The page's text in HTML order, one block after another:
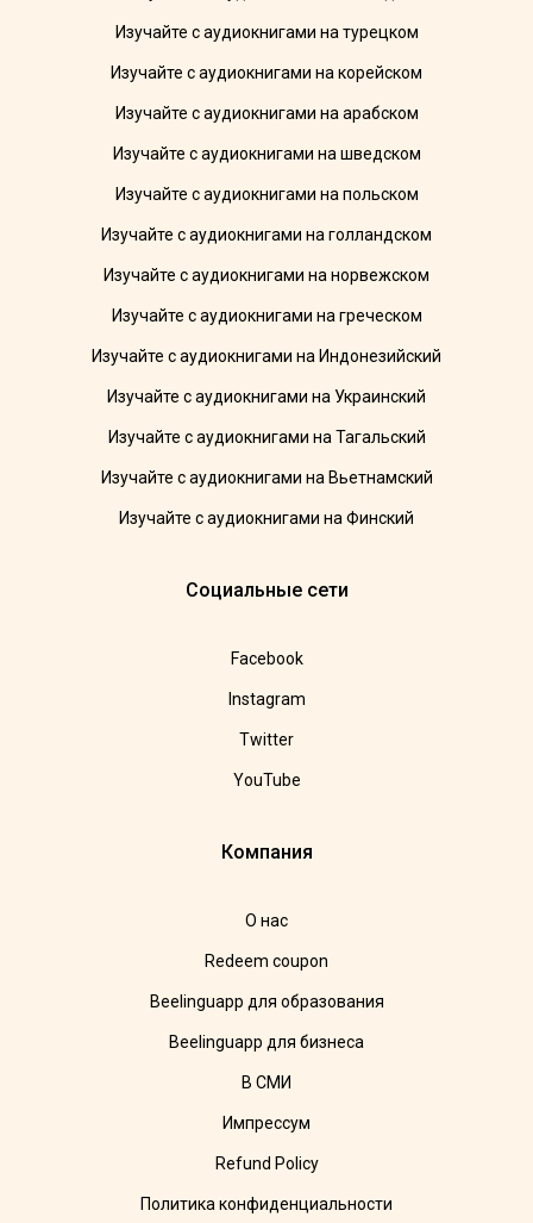
Изучайте с аудиокнигами на турецком
Изучайте с аудиокнигами на корейском
Изучайте с аудиокнигами на арабском
Изучайте с аудиокнигами на шведском
Изучайте с аудиокнигами на польском
Изучайте с аудиокнигами на голландском
Изучайте с аудиокнигами на норвежском
Изучайте с аудиокнигами на греческом
Изучайте с аудиокнигами на Индонезийский
Изучайте с аудиокнигами на Украинский
Изучайте с аудиокнигами на Тагальский
Изучайте с аудиокнигами на Вьетнамский
Изучайте с аудиокнигами на Финский
Социальные сети
Facebook
Instagram
Twitter
YouTube
Компания
О нас
Redeem coupon
Beelinguapp для образования
Beelinguapp для бизнеса
В СМИ
Импрессум
Refund Policy
Политика конфиденциальности